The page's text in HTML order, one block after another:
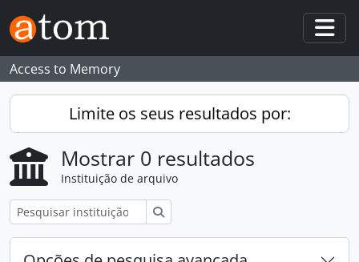
Skip to main content
Access to Memory
Limite os seus resultados por:
Mostrar 0 resultados
Instituição de arquivo